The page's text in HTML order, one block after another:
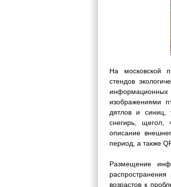
На московской
стендов
изображениями
дятлов и синиц,
снегирь, щегол,
описание
период, а также
Размещение
возрастов к